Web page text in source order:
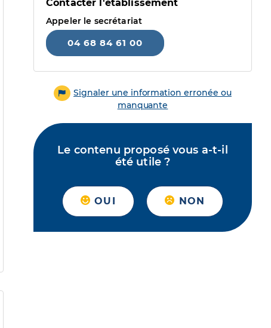
Contacter l'établissement
Appeler le secrétariat
04 68 84 61 00
Signaler une information erronée ou
manquante
Le contenu proposé vous a-t-il
été utile ?
OUI NON